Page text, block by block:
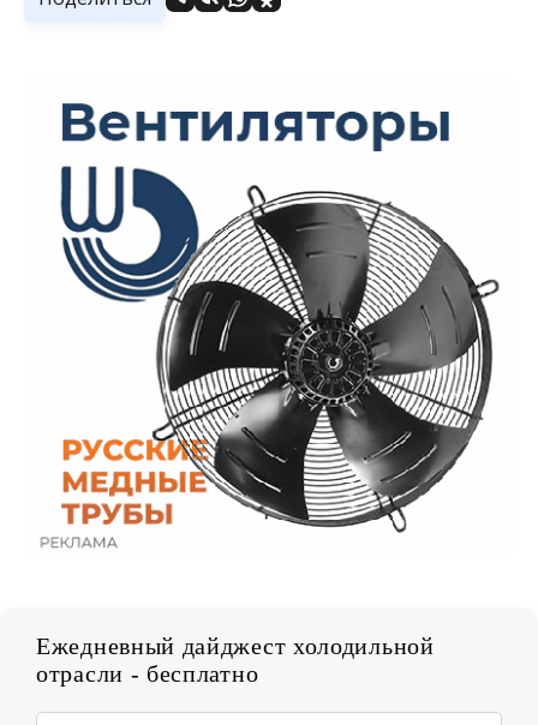
Ежедневный дайджест холодильной
отрасли - бесплатно